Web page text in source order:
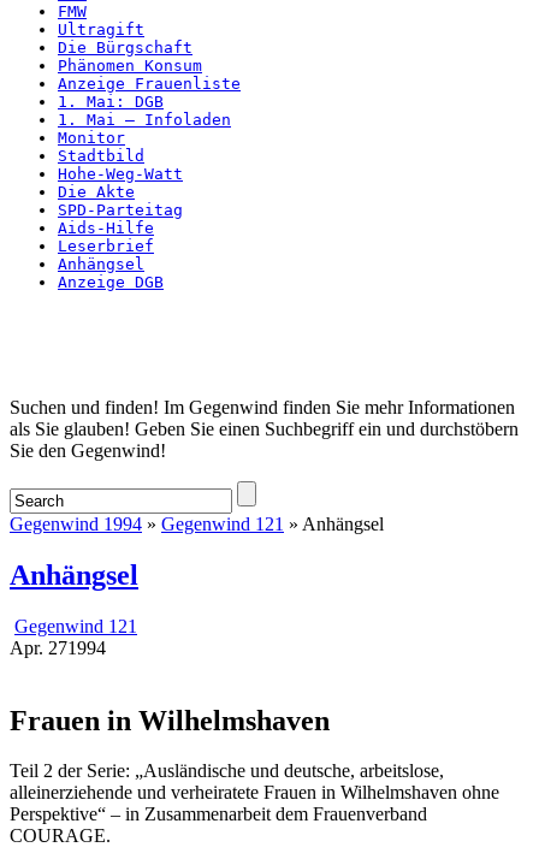
FMW
Ultragift
Die Bürgschaft
Phänomen Konsum
Anzeige Frauenliste
1. Mai: DGB
1. Mai – Infoladen
Monitor
Stadtbild
Hohe-Weg-Watt
Die Akte
SPD-Parteitag
Aids-Hilfe
Leserbrief
Anhängsel
Anzeige DGB
Startseite
Suchen und finden! Im Gegenwind finden Sie mehr Informationen
als Sie glauben! Geben Sie einen Suchbegriff ein und durchstöbern
Sie den Gegenwind!
Gegenwind 1994 » Gegenwind 121 » Anhängsel
Anhängsel
Gegenwind 121
Apr. 271994
Frauen in Wilhelmshaven
Teil 2 der Serie: „Ausländische und deutsche, arbeitslose,
alleinerziehende und verheiratete Frauen in Wilhelmshaven ohne
Perspektive“ – in Zusammenarbeit dem Frauenverband
COURAGE.